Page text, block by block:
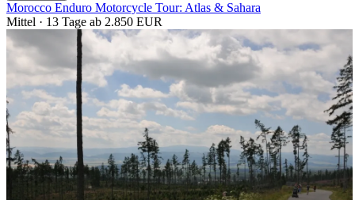
Morocco Enduro Motorcycle Tour: Atlas & Sahara
Mittel · 13 Tage ab 2.850 EUR